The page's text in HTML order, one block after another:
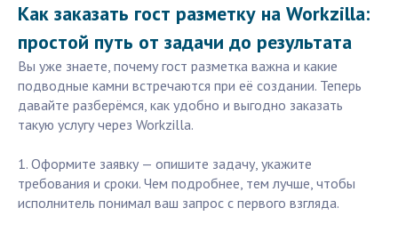
Как заказать гост разметку на Workzilla:
простой путь от задачи до результата
Вы уже знаете, почему гост разметка важна и какие
подводные камни встречаются при её создании. Теперь
давайте разберёмся, как удобно и выгодно заказать
такую услугу через Workzilla.
1. Оформите заявку — опишите задачу, укажите
требования и сроки. Чем подробнее, тем лучше, чтобы
исполнитель понимал ваш запрос с первого взгляда.